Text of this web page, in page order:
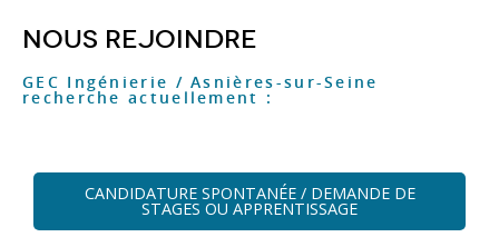
Nous rejoindre
GEC Ingénierie / Asnières-sur-Seine
recherche actuellement :
CANDIDATURE SPONTANÉE / DEMANDE DE
STAGES OU APPRENTISSAGE